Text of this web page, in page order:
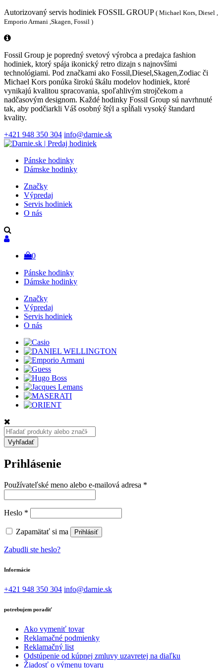
Autorizovaný servis hodiniek FOSSIL GROUP ( Michael Kors, Diesel ,
Emporio Armani ,Skagen, Fossil )
Fossil Group je popredný svetový výrobca a predajca fashion
hodiniek, ktorý spája ikonický retro dizajn s najnovšími
technológiami. Pod značkami ako Fossil,Diesel,Skagen,Zodiac či
Michael Kors ponúka širokú škálu modelov hodiniek, ktoré
vynikajú kvalitou spracovania, spoľahlivým strojčekom a
nadčasovým designom. Každé hodinky Fossil Group sú navrhnuté
tak, aby podčiarkli Váš osobný štýl a spĺňali vysoký štandard
kvality.
+421 948 350 304 info@darnie.sk
Pánske hodinky
Dámske hodinky
Značky
Výpredaj
Servis hodiniek
O nás
0
Pánske hodinky
Dámske hodinky
Značky
Výpredaj
Servis hodiniek
O nás
Hľadať:
Vyhľadať
Prihlásenie
Používateľské meno alebo e-mailová adresa *
Heslo *
Zapamätať si ma Prihlásiť
Zabudli ste heslo?
Informácie
+421 948 350 304 info@darnie.sk
potrebujem poradiť
Ako vymeniť tovar
Reklamačné podmienky
Reklamačný list
Odstúpenie od kúpnej zmluvy uzavretej na diaľku
Žiadosť o výmenu tovaru